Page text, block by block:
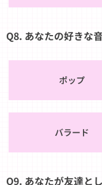
Q8. あなたの好きな
ポップ
バラード
Q9. あなたが友達と